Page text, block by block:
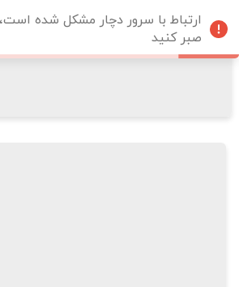
ارتباط با سرور دچار مشکل شده
صبر کنید